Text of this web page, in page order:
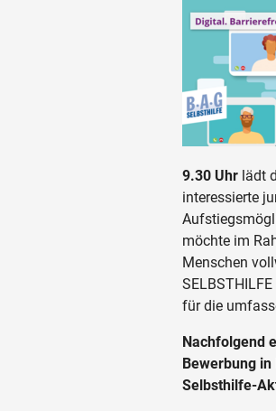
9.30 Uhr lädt
interessierte
möchte im
Menschen
für die
Nachfolgend
Bewerbung
Selbsthilfe-